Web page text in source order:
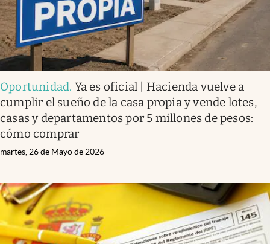
Oportunidad. Ya es oficial | Hacienda vuelve a
cumplir el sueño de la casa propia y vende lotes,
casas y departamentos por 5 millones de pesos:
cómo comprar
martes, 26 de Mayo de 2026